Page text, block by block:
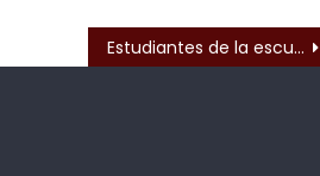
Estudiantes de la escuela Simón Rodríguez recibieron charla sobre las aves